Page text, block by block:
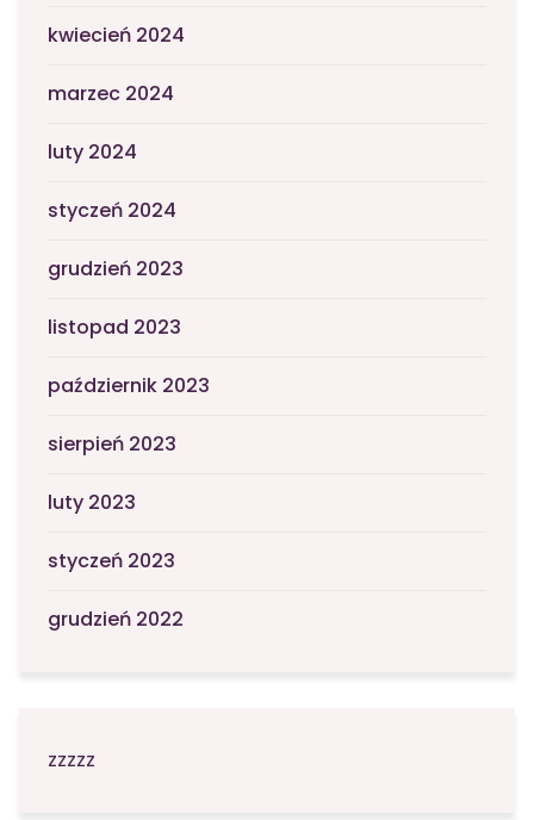
kwiecień 2024
marzec 2024
luty 2024
styczeń 2024
grudzień 2023
listopad 2023
październik 2023
sierpień 2023
luty 2023
styczeń 2023
grudzień 2022
zzzzz